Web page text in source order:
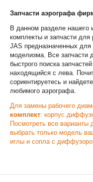
Запчасти аэрографа
В данном разделе нашего
комплекты и запчасти
JAS предназначенных для
моделизма. Все запчасти
быстрого поиска
находящийся с лева.
сориентируетесь и
любимого аэрографа.
Для замены рабочего
комплект: корпус
Посмотреть все
выбрать только модель
иглы и сопла с